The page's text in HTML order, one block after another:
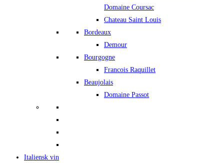
Domaine Coursac
Chateau Saint Louis
Bordeaux
Demour
Bourgogne
Francois Raquillet
Beaujolais
Domaine Passot
Italiensk vin